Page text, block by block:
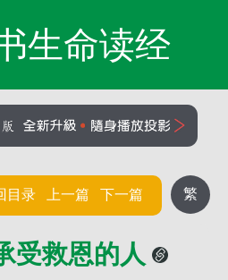
生命读经
繁
目录 上一篇 下一篇
受救恩的人